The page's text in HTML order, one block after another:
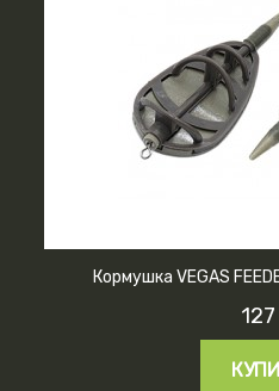
Кормушка VEGAS